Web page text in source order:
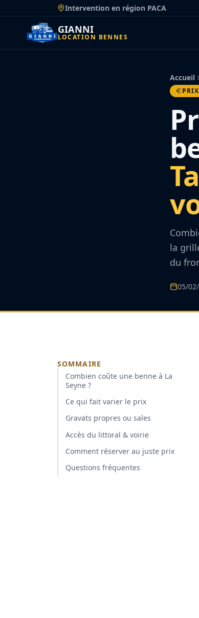
Intervention en région PACA
GIANNI
LOCATION BENNES
Accueil
la
du
05/
SOMMAIRE
Combien coûte une benne à La
Seyne ?
Ce qui fait varier le prix
Gravats propres ou sales
Accès du littoral & voirie
Comment réserver au juste prix
Questions fréquentes